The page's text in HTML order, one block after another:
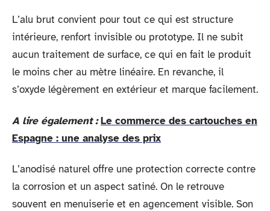
L’alu brut convient pour tout ce qui est structure
intérieure, renfort invisible ou prototype. Il ne subit
aucun traitement de surface, ce qui en fait le produit
le moins cher au mètre linéaire. En revanche, il
s’oxyde légèrement en extérieur et marque facilement.
A lire également : Le commerce des cartouches en
Espagne : une analyse des prix
L’anodisé naturel offre une protection correcte contre
la corrosion et un aspect satiné. On le retrouve
souvent en menuiserie et en agencement visible. Son